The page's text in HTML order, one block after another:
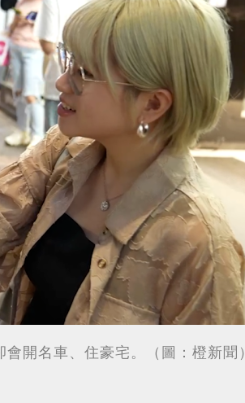
開名車、住豪宅。（圖：橙新聞）